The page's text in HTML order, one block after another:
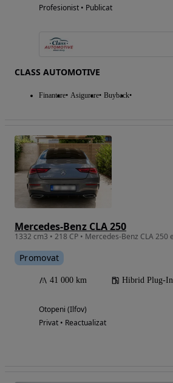
Profesionist • Publicat
CLASS AUTOMOTIVE
Finantare Asigurare Buyback
Mercedes-Benz CLA 250
Promovat
41 000 km Hibrid Plug-In
Otopeni (Ilfov)
Privat • Reactualizat